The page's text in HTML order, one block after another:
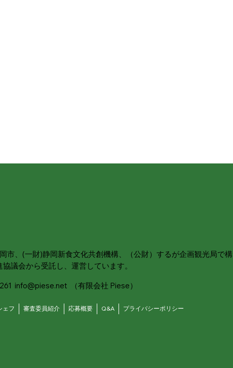
市、(一財)静岡新食文化共創機構、（公財）するが企画観光局で構
議会から受託し、運営しています。
info@piese.net （有限会社 Piese）
ェフ 審査委員紹介 応募概要 Q&A プライバシーポリシー